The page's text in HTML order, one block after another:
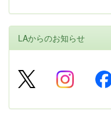
LAからのお知らせ